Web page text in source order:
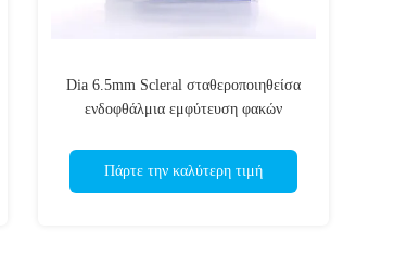
Dia 6.5mm Scleral σταθεροποιηθείσα
ενδοφθάλμια εμφύτευση φακών
Πάρτε την καλύτερη τιμή